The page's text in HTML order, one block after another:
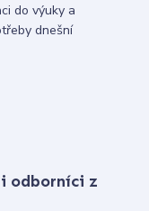
do výuky a
dnešní
odborníci z